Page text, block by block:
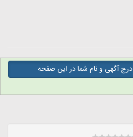
درج آگهی و نام شما در این صفحه